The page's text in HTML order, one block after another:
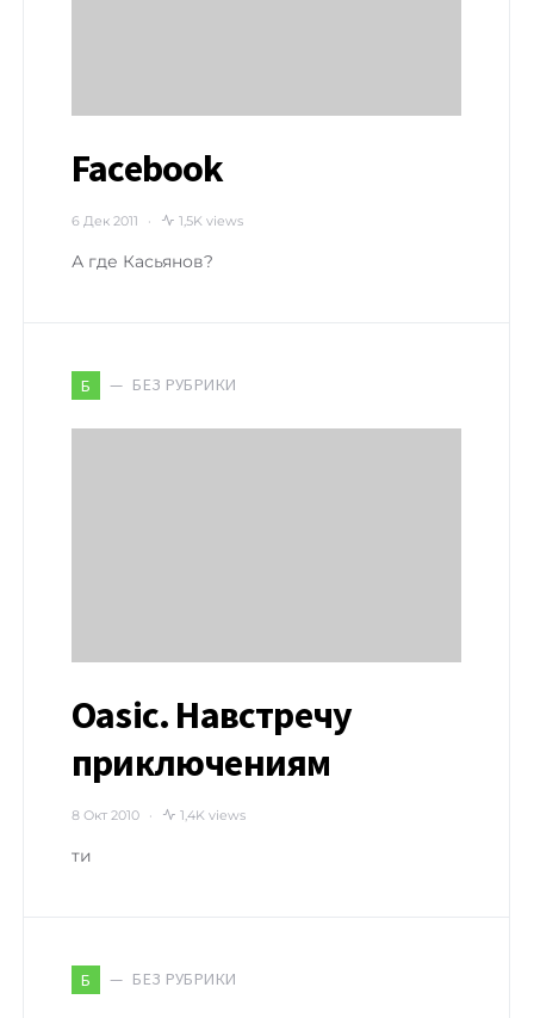
Facebook
6 Дек 2011 1,5K views
А где Касьянов?
Б БЕЗ РУБРИКИ
Oasic. Навстречу
приключениям
8 Окт 2010 1,4K views
ти
Б БЕЗ РУБРИКИ